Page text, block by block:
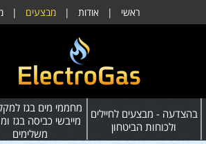
ראשי | אודות | מבצעים |
בהצדעה - מבצעים לחיילים
ולכוחות הביטחון
מחממי מים בגז
מייבשי כביסה בגז
משלימים